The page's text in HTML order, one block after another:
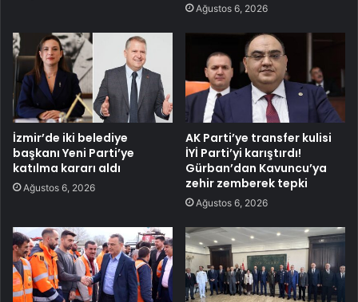
Ağustos 6, 2026
İzmir’de iki belediye
başkanı Yeni Parti’ye
katılma kararı aldı
Ağustos 6, 2026
AK Parti’ye transfer kulisi
İYİ Parti’yi karıştırdı!
Gürban’dan Kavuncu’ya
zehir zemberek tepki
Ağustos 6, 2026